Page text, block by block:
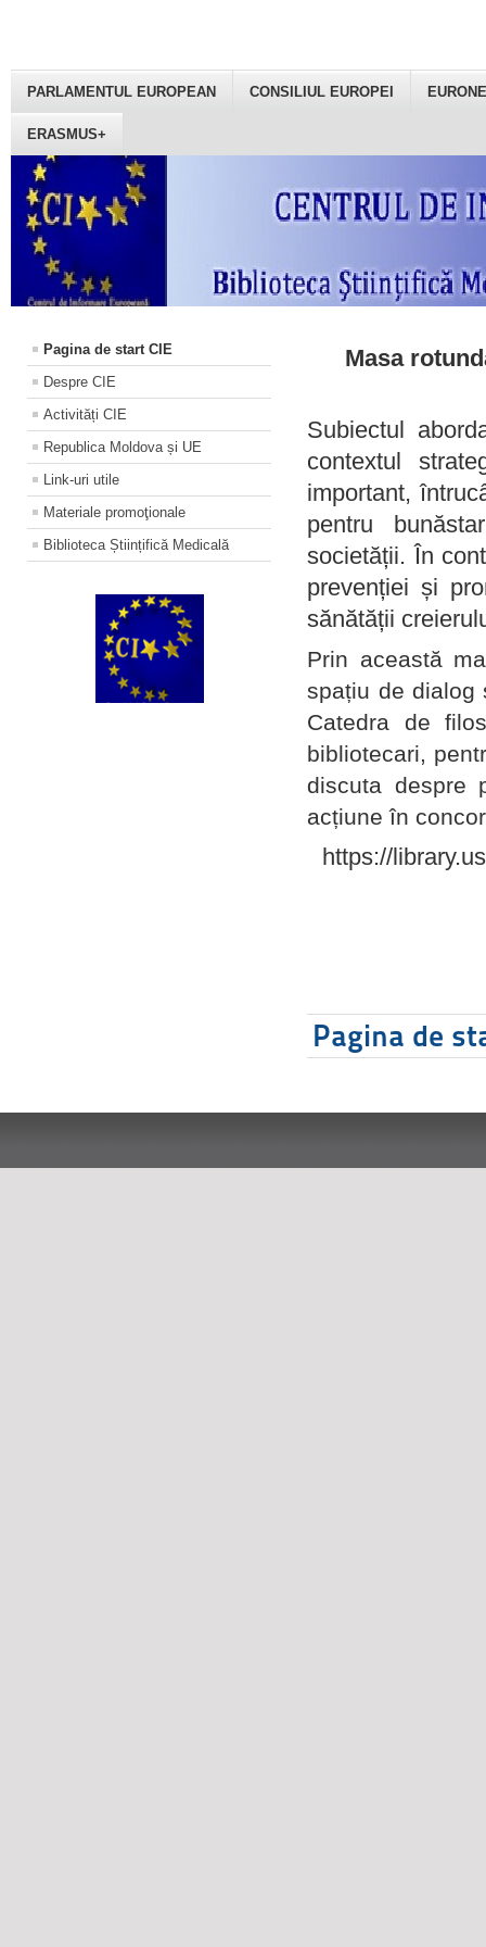
PARLAMENTUL EUROPEAN CONSILIUL EUROPEI
ERASMUS+
Pagina de start CIE
Despre CIE
Activități CIE
Republica Moldova și UE
Link-uri utile
Materiale promoţionale
Biblioteca Științifică Medicală
Masa
Subiectul
contextul
important,
pentru
societății. În
prevenției și
sănătății
Prin această
spațiu de dialog
Catedra de
bibliotecari,
discuta despre
acțiune în
https://
Pagina de